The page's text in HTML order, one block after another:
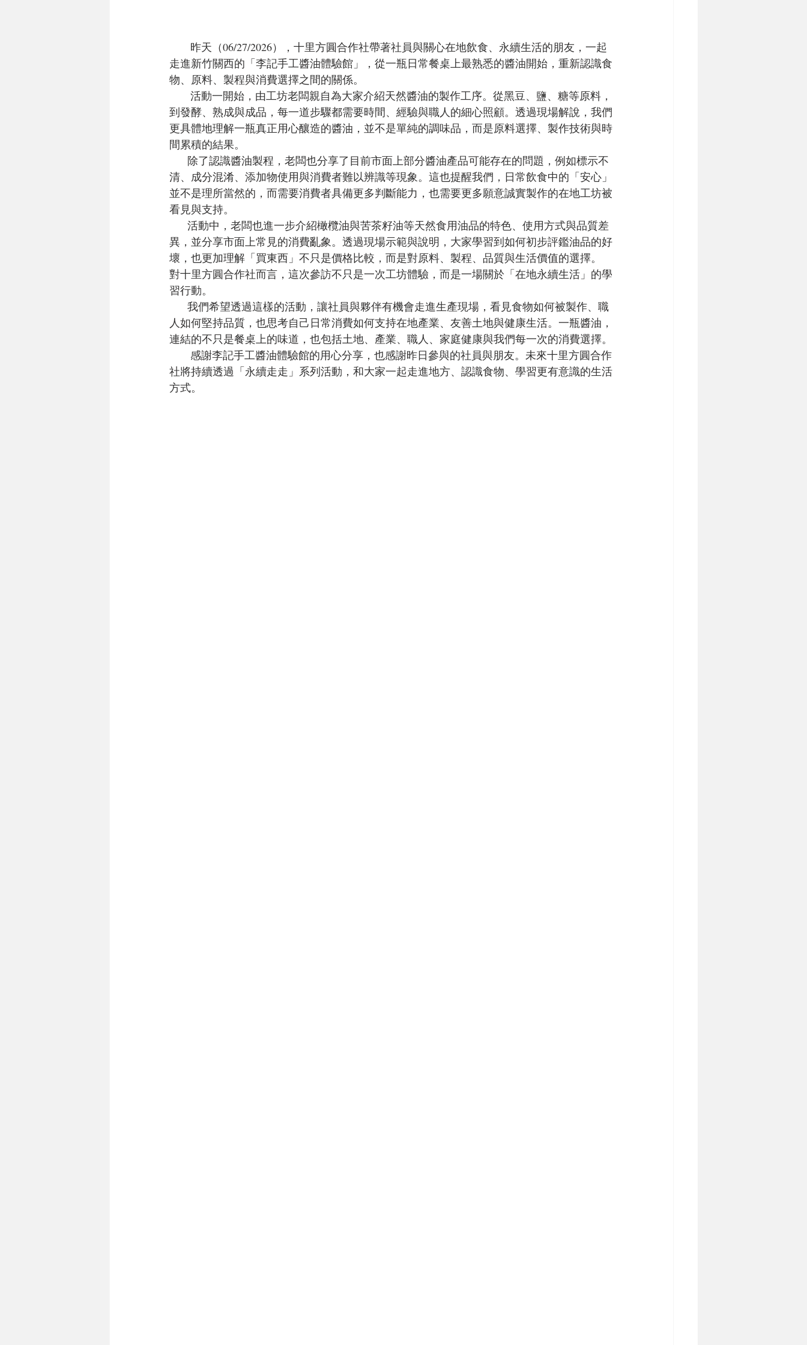
走進新竹關西的「李記手工醬油體驗館」，從一瓶日常餐桌上最熟悉的醬油開始，重新認識食
物、原料、製程與消費選擇之間的關係。
到發酵、熟成與成品，每一道步驟都需要時間、經驗與職人的細心照顧。透過現場解說，我們
更具體地理解一瓶真正用心釀造的醬油，並不是單純的調味品，而是原料選擇、製作技術與時
間累積的結果。
清、成分混淆、添加物使用與消費者難以辨識等現象。這也提醒我們，日常飲食中的「安心」
並不是理所當然的，而需要消費者具備更多判斷能力，也需要更多願意誠實製作的在地工坊被
看見與支持。
異，並分享市面上常見的消費亂象。透過現場示範與說明，大家學習到如何初步評鑑油品的好
壞，也更加理解「買東西」不只是價格比較，而是對原料、製程、品質與生活價值的選擇。
對十里方圓合作社而言，這次參訪不只是一次工坊體驗，而是一場關於「在地永續生活」的學
習行動。
人如何堅持品質，也思考自己日常消費如何支持在地產業、友善土地與健康生活。一瓶醬油，
連結的不只是餐桌上的味道，也包括土地、產業、職人、家庭健康與我們每一次的消費選擇。
社將持續透過「永續走走」系列活動，和大家一起走進地方、認識食物、學習更有意識的生活
方式。